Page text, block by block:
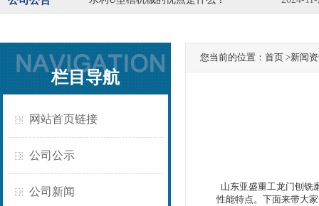
栏目导航
网站首页链接
公司公示
公司新闻
您当前的位置： 首页 >新闻
山东亚盛重工龙门刨铣
性能特点。下面来带大